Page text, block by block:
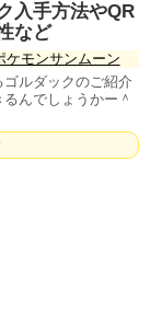
入手方法やQR
など
ケモンサンムーン
ルダックのご紹介
んでしょうかー＾